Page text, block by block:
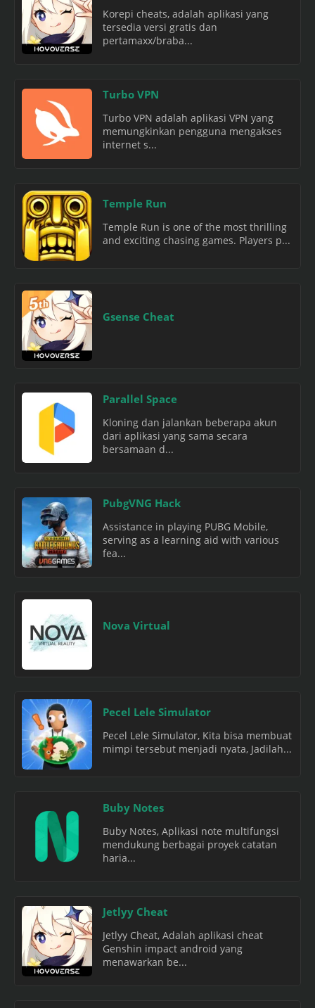
Korepi cheats, adalah aplikasi yang
tersedia versi gratis dan
pertamaxx/braba...
Turbo VPN
Turbo VPN adalah aplikasi VPN yang
memungkinkan pengguna mengakses
internet s...
Temple Run
Temple Run is one of the most thrilling
and exciting chasing games. Players p...
Gsense Cheat
Parallel Space
Kloning dan jalankan beberapa akun
dari aplikasi yang sama secara
bersamaan d...
PubgVNG Hack
Assistance in playing PUBG Mobile,
serving as a learning aid with various
fea...
Nova Virtual
Pecel Lele Simulator
Pecel Lele Simulator, Kita bisa membuat
mimpi tersebut menjadi nyata, Jadilah...
Buby Notes
Buby Notes, Aplikasi note multifungsi
mendukung berbagai proyek catatan
haria...
Jetlyy Cheat
Jetlyy Cheat, Adalah aplikasi cheat
Genshin impact android yang
menawarkan be...